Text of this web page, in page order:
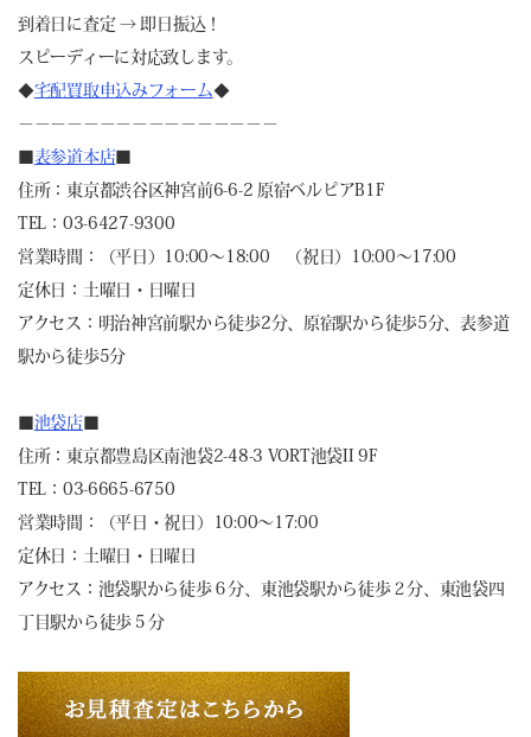
到着日に査定 → 即日振込！
スピーディーに対応致します。
◆宅配買取申込みフォーム◆
－－－－－－－－－－－－－－－－
表参道本店
住所：東京都渋谷区神宮前6-6-2 原宿ベルピアB1F
TEL：03-6427-9300
営業時間：（平日）10:00～18:00 （祝日）10:00～17:00
定休日：土曜日・日曜日
アクセス：明治神宮前駅から徒歩2分、原宿駅から徒歩5分、表参道
駅から徒歩5分
池袋店
住所：東京都豊島区南池袋2-48-3 VORT池袋II 9F
TEL：03-6665-6750
営業時間：（平日・祝日）10:00～17:00
定休日：土曜日・日曜日
アクセス：池袋駅から徒歩６分、東池袋駅から徒歩２分、東池袋四
丁目駅から徒歩５分